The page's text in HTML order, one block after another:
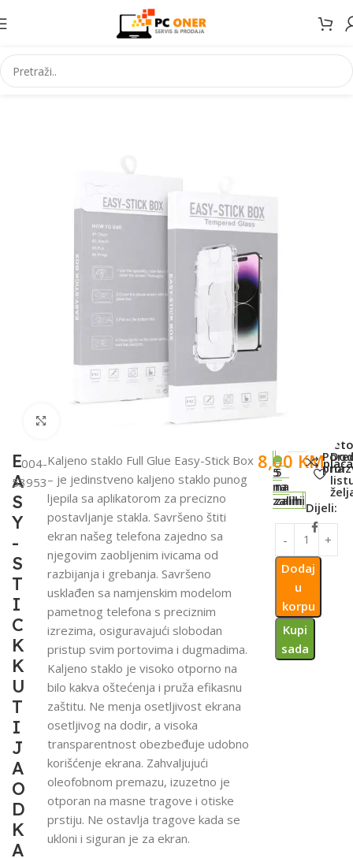
Početna Elektronika Mobiteli Maske za mobitele i dodaci
E
A
S
Y
-
S
T
I
C
K
K
U
T
I
J
A
O
D
K
A
004-
53953
Kaljeno staklo Full Glue Easy-Stick Box
– je jedinstveno kaljeno staklo punog
ljepila sa aplikatorom za precizno
postavljanje stakla. Savršeno štiti
ekran našeg telefona zajedno sa
njegovim zaobljenim ivicama od
razbijanja i grebanja. Savršeno
usklađen sa namjenskim modelom
pametnog telefona s preciznim
izrezima, osiguravajući slobodan
pristup svim portovima i dugmadima.
Kaljeno staklo je visoko otporno na
bilo kakva oštećenja i pruža efikasnu
zaštitu. Ne menja osetljivost ekrana
osetljivog na dodir, a visoka
transparentnost obezbeđuje udobno
korišćenje ekrana. Zahvaljujući
oleofobnom premazu, izuzetno je
otporan na masne tragove i otiske
prstiju. Ne ostavlja tragove kada se
ukloni i siguran je za ekran.
8,00 KM
5
na
zalihi
5
na
zalihi
Dodaj
u
korpu
Kupi
sada
na
Dijeli: